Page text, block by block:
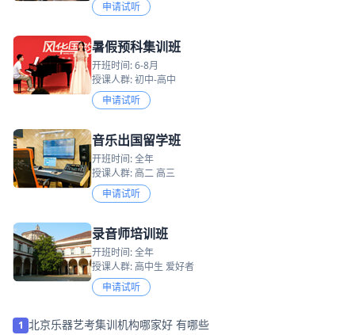
申请试听
暑假预科集训班
开班时间: 6-8月
授课人群: 初中-高中
申请试听
音乐出国留学班
开班时间: 全年
授课人群: 高二 高三
申请试听
录音师培训班
开班时间: 全年
授课人群: 高中生 爱好者
申请试听
1 北京乐器艺考集训机构哪家好 有哪些